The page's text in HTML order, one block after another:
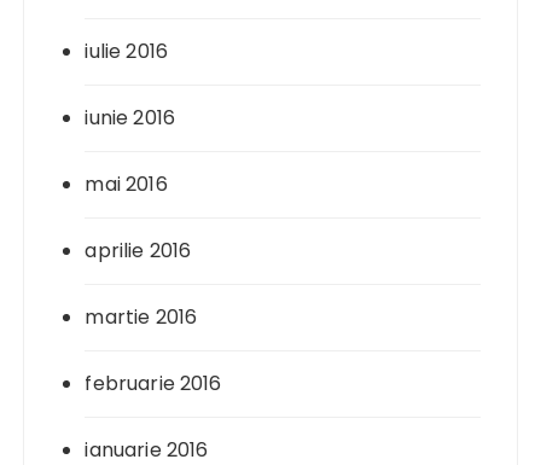
iulie 2016
iunie 2016
mai 2016
aprilie 2016
martie 2016
februarie 2016
ianuarie 2016